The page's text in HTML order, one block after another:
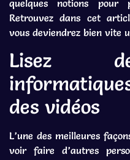
quelques notions
Retrouvez dans cet
vous deviendrez bien vite
Lisez
des vidéos
L’une des meilleures
voir faire d’autres